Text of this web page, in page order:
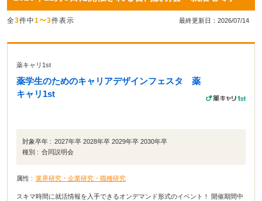
29 30
全3件中1〜3件表示 最終更新日：2026/07/14
薬キャリ1st
薬学生のためのキャリアデザインフェスタ 薬
キャリ1st
対象卒年 : 2027年卒 2028年卒 2029年卒 2030年卒
種別 : 合同説明会
属性 : 業界研究・企業研究・職種研究
スキマ時間に就活情報を入手できるオンデマンド形式のイベント！ 開催期間中